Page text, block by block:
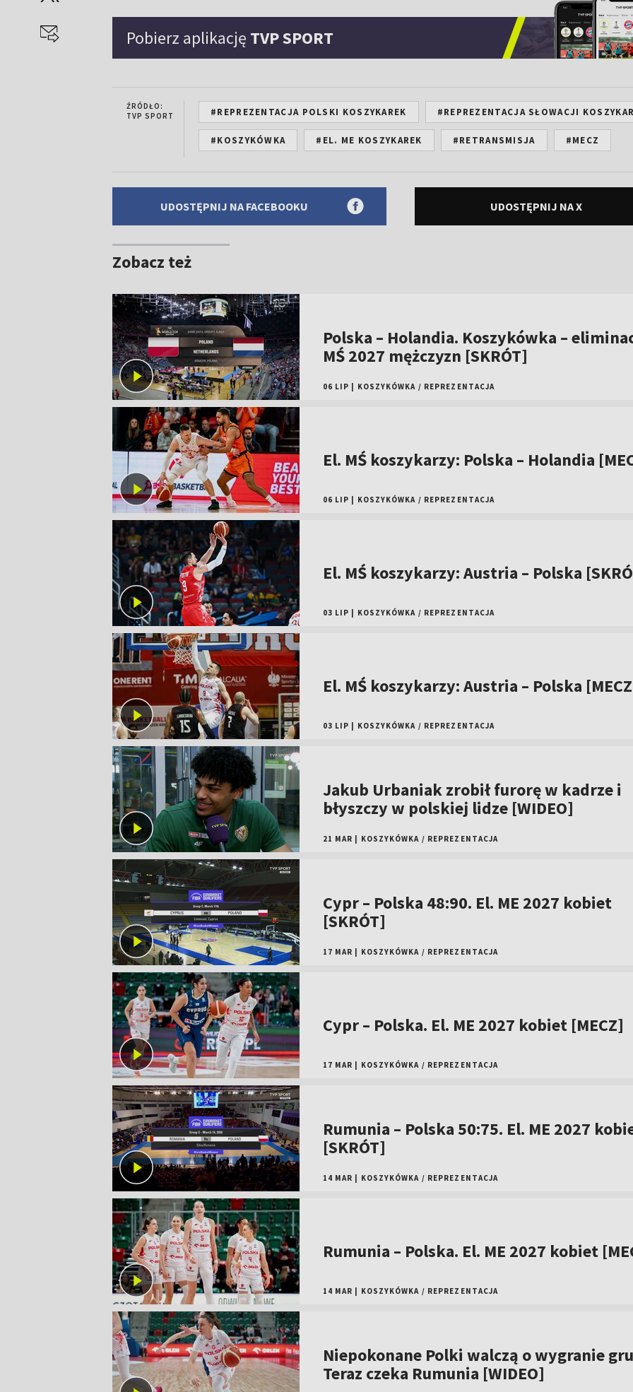
Pobierz aplikację TVP SPORT
ŹRÓDŁO:
TVP SPORT
#REPREZENTACJA POLSKI KOSZYKAREK #REPREZENTACJA SŁOWACJI
#KOSZYKÓWKA #EL. ME KOSZYKAREK #RETRANSMISJA #MECZ
UDOSTĘPNIJ NA FACEBOOKU UDOSTĘPNIJ NA X
Zobacz też
Polska – Holandia. Koszykówka –
MŚ 2027 mężczyzn [SKRÓT]
06 LIP KOSZYKÓWKA / REPREZENTACJA
El. MŚ koszykarzy: Polska – Holandia
06 LIP KOSZYKÓWKA / REPREZENTACJA
El. MŚ koszykarzy: Austria – Polska
03 LIP KOSZYKÓWKA / REPREZENTACJA
El. MŚ koszykarzy: Austria – Polska
03 LIP KOSZYKÓWKA / REPREZENTACJA
Jakub Urbaniak zrobił furorę w kadrze i
błyszczy w polskiej lidze [WIDEO]
21 MAR KOSZYKÓWKA / REPREZENTACJA
Cypr – Polska 48:90. El. ME 2027 kobiet
[SKRÓT]
17 MAR KOSZYKÓWKA / REPREZENTACJA
Cypr – Polska. El. ME 2027 kobiet [MECZ]
17 MAR KOSZYKÓWKA / REPREZENTACJA
Rumunia – Polska 50:75. El. ME 2027
[SKRÓT]
14 MAR KOSZYKÓWKA / REPREZENTACJA
Rumunia – Polska. El. ME 2027 kobiet
14 MAR KOSZYKÓWKA / REPREZENTACJA
Niepokonane Polki walczą o wygranie
Teraz czeka Rumunia [WIDEO]